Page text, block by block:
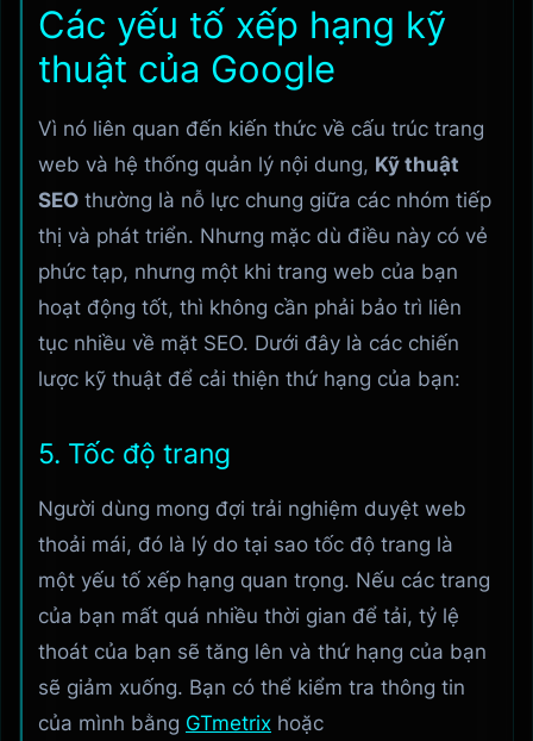
Các yếu tố xếp hạng kỹ
thuật của Google
Vì nó liên quan đến kiến ​​thức về cấu trúc trang
web và hệ thống quản lý nội dung, Kỹ thuật
SEO thường là nỗ lực chung giữa các nhóm tiếp
thị và phát triển. Nhưng mặc dù điều này có vẻ
phức tạp, nhưng một khi trang web của bạn
hoạt động tốt, thì không cần phải bảo trì liên
tục nhiều về mặt SEO. Dưới đây là các chiến
lược kỹ thuật để cải thiện thứ hạng của bạn:
5. Tốc độ trang
Người dùng mong đợi trải nghiệm duyệt web
thoải mái, đó là lý do tại sao tốc độ trang là
một yếu tố xếp hạng quan trọng. Nếu các trang
của bạn mất quá nhiều thời gian để tải, tỷ lệ
thoát của bạn sẽ tăng lên và thứ hạng của bạn
sẽ giảm xuống. Bạn có thể kiểm tra thông tin
của mình bằng GTmetrix hoặc